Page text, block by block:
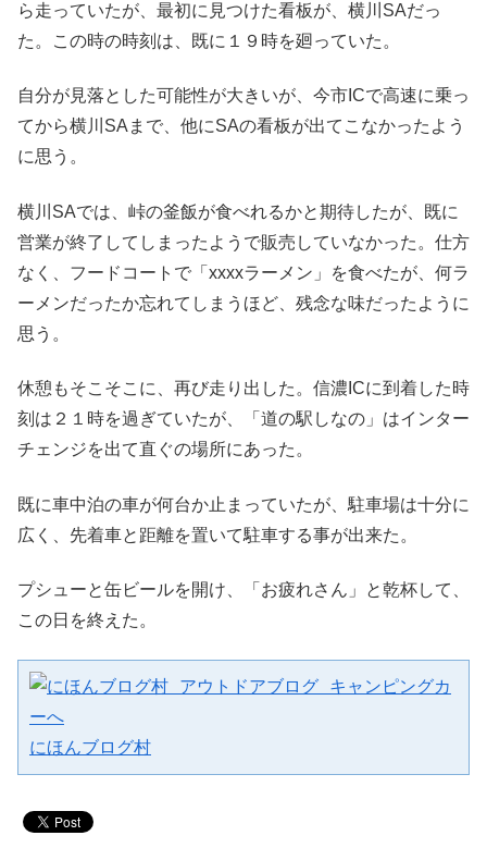
ら走っていたが、最初に見つけた看板が、横川SAだっ
た。この時の時刻は、既に１９時を廻っていた。
自分が見落とした可能性が大きいが、今市ICで高速に乗っ
てから横川SAまで、他にSAの看板が出てこなかったよう
に思う。
横川SAでは、峠の釜飯が食べれるかと期待したが、既に
営業が終了してしまったようで販売していなかった。仕方
なく、フードコートで「xxxxラーメン」を食べたが、何ラ
ーメンだったか忘れてしまうほど、残念な味だったように
思う。
休憩もそこそこに、再び走り出した。信濃ICに到着した時
刻は２１時を過ぎていたが、「道の駅しなの」はインター
チェンジを出て直ぐの場所にあった。
既に車中泊の車が何台か止まっていたが、駐車場は十分に
広く、先着車と距離を置いて駐車する事が出来た。
プシューと缶ビールを開け、「お疲れさん」と乾杯して、
この日を終えた。
にほんブログ村